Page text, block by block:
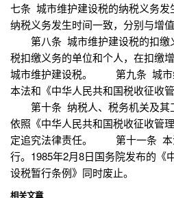
七条 城市维护建设税的纳税义务发
纳税义务发生时间一致，分别与增
第八条 城市维护建设税的扣缴
税扣缴义务的单位和个人，在扣缴
城市维护建设税。 第九条 城市
本法和《中华人民共和国税收征收
第十条 纳税人、税务机关及其
依照《中华人民共和国税收征收管
定追究法律责任。 第十一条 本
行。1985年2月8日国务院发布的《
设税暂行条例》同时废止。
相关文章